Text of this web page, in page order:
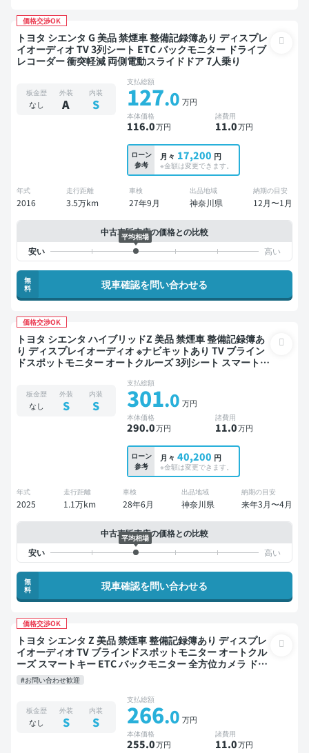
価格交渉OK
トヨタ シエンタ G 美品 禁煙車 整備記録簿あり ディスプレ
イオーディオ TV 3列シート ETC バックモニター ドライブ
レコーダー 衝突軽減 両側電動スライドドア 7人乗り
板金歴
なし
外装
A
内装
S
支払総額
127.0 万円
本体価格
116.0万円
諸費用
11.0万円
ローン
参考
月々 17,200 円
※金額は変更できます。
年式
2016
走行距離
3.5万km
車検
27年9月
出品地域
神奈川県
納期の目安
12月〜1月
中古車販売店の価格との比較
平均相場
無
料
現車確認を問い合わせる
価格交渉OK
トヨタ シエンタ ハイブリッドZ 美品 禁煙車 整備記録簿あ
り ディスプレイオーディオ ※ナビキットあり TV ブライン
ドスポットモニター オートクルーズ 3列シート スマートキ
衝突軽減 両側電動スライドドア 7人乗り
板金歴
なし
外装
S
内装
S
支払総額
301.0 万円
本体価格
290.0万円
諸費用
11.0万円
ローン
参考
月々 40,200 円
※金額は変更できます。
年式
2025
走行距離
1.1万km
車検
28年6月
出品地域
神奈川県
納期の目安
来年3月〜4月
中古車販売店の価格との比較
平均相場
無
料
現車確認を問い合わせる
価格交渉OK
トヨタ シエンタ Z 美品 禁煙車 整備記録簿あり ディスプレ
イオーディオ TV ブラインドスポットモニター オートクル
ーズ スマートキー ETC バックモニター 全方位カメラ ドラ
イブレコーダー 衝突軽減 両側電動スライドドア
#お問い合わせ歓迎
板金歴
なし
外装
S
内装
S
支払総額
266.0 万円
本体価格
255.0万円
諸費用
11.0万円